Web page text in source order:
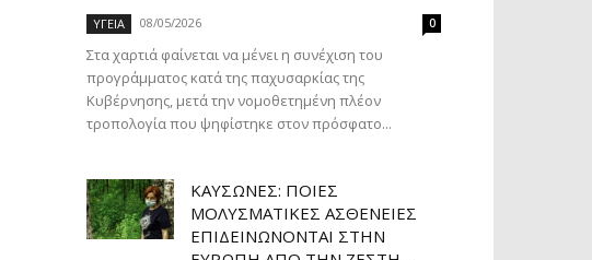
ΥΓΕΙΑ 08/05/2026 0
Στα χαρτιά φαίνεται να μένει η συνέχιση του
προγράμματος κατά της παχυσαρκίας της
Κυβέρνησης, μετά την νομοθετημένη πλέον
τροπολογία που ψηφίστηκε στον πρόσφατο...
ΚΑΎΣΩΝΕΣ: ΠΟΙΕΣ
ΜΟΛΥΣΜΑΤΙΚΈΣ ΑΣΘΈΝΕΙΕΣ
ΕΠΙΔΕΙΝΏΝΟΝΤΑΙ ΣΤΗΝ